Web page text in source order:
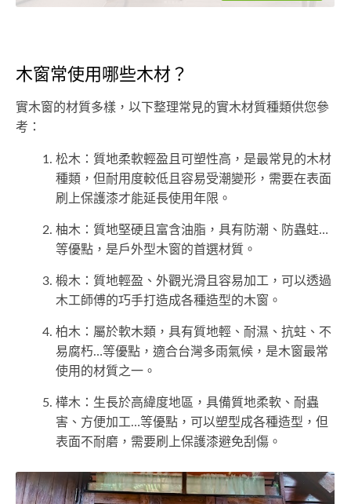
木窗常使用哪些木材？
實木窗的材質多樣，以下整理常見的實木材質種類供您參
考：
松木：質地柔軟輕盈且可塑性高，是最常見的木材
種類，但耐用度較低且容易受潮變形，需要在表面
刷上保護漆才能延長使用年限。
柚木：質地堅硬且富含油脂，具有防潮、防蟲蛀…
等優點，是戶外型木窗的首選材質。
椴木：質地輕盈、外觀光滑且容易加工，可以透過
木工師傅的巧手打造成各種造型的木窗。
柏木：屬於軟木類，具有質地輕、耐濕、抗蛀、不
易腐朽…等優點，適合台灣多雨氣候，是木窗最常
使用的材質之一。
樺木：生長於高緯度地區，具備質地柔軟、耐蟲
害、方便加工…等優點，可以塑型成各種造型，但
表面不耐磨，需要刷上保護漆避免刮傷。